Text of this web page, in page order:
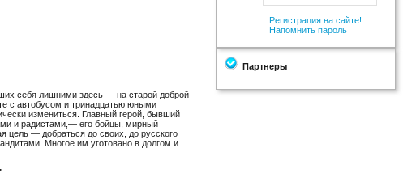
себя лишними здесь — на старой доброй
с автобусом и тринадцатью юными
измениться. Главный герой, бывший
и радистами,— его бойцы, мирный
цель — добраться до своих, до русского
Многое им уготовано в долгом и
:
Регистрация на сайте!
Напомнить пароль
Партнеры